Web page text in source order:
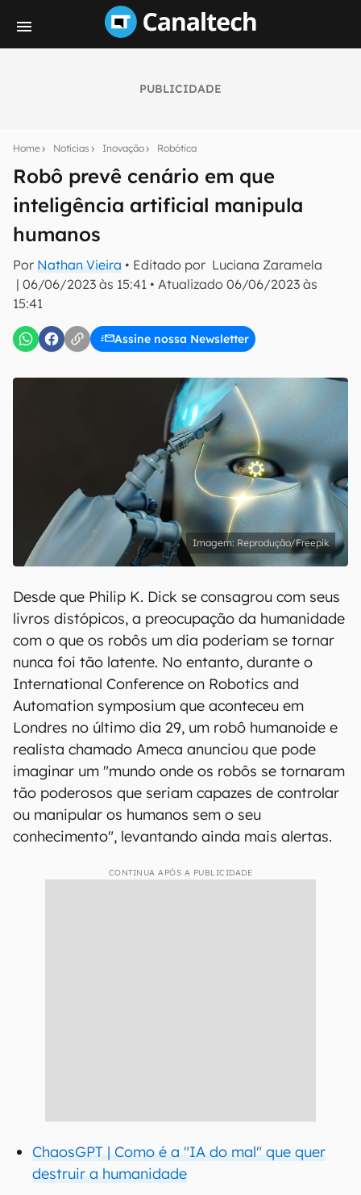
PUBLICIDADE
Home Notícias Inovação Robótica
Robô prevê cenário em que
inteligência artificial manipula
humanos
Por Nathan Vieira • Editado por Luciana Zaramela
| 06/06/2023 às 15:41 • Atualizado 06/06/2023 às
15:41
Assine nossa Newsletter
notícias e reviews sobre tecnologia em primeira
mão.
E-mail
inscreva-se
Uso e Política de Privacidade do Canaltech.
Reprodução/Freepik
Desde que Philip K. Dick se consagrou com seus
livros distópicos, a preocupação da humanidade
com o que os robôs um dia poderiam se tornar
nunca foi tão latente. No entanto, durante o
International Conference on Robotics and
Automation symposium que aconteceu em
Londres no último dia 29, um robô humanoide e
realista chamado Ameca anunciou que pode
imaginar um "mundo onde os robôs se tornaram
tão poderosos que seriam capazes de controlar
ou manipular os humanos sem o seu
conhecimento", levantando ainda mais alertas.
CONTINUA APÓS A PUBLICIDADE
ChaosGPT | Como é a "IA do mal" que quer
destruir a humanidade